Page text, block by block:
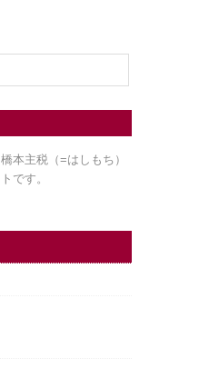
本主税（=はしもち）
です。